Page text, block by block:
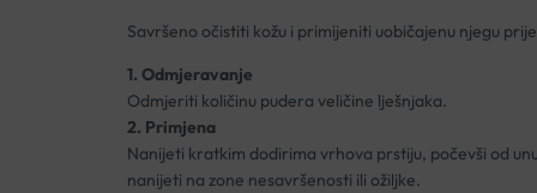
Savršeno očistiti kožu i primijeniti uobičajenu njegu
1. Odmjeravanje
Odmjeriti količinu pudera veličine lješnjaka.
2. Primjena
Nanijeti kratkim dodirima vrhova prstiju, počevši od
nanijeti na zone nesavršenosti ili ožiljke.